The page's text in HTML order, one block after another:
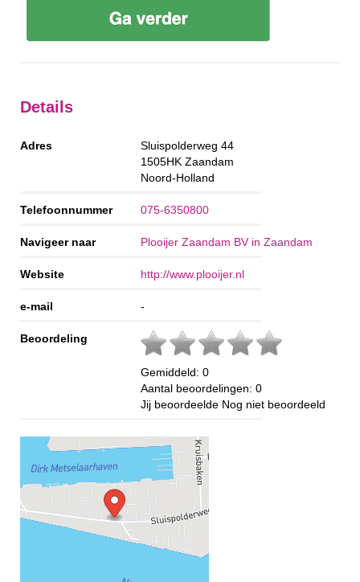
Details
Adres
Sluispolderweg 44
1505HK Zaandam
Noord-Holland
Telefoonnummer 075-6350800
Navigeer naar Plooijer Zaandam BV in Zaandam
Website http://www.plooijer.nl
e-mail -
Beoordeling
Gemiddeld: 0
Aantal beoordelingen: 0
Jij beoordeelde Nog niet beoordeeld